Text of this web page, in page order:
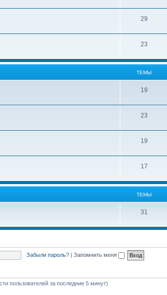
29
23
ТЕМЫ
19
23
19
17
ТЕМЫ
31
Забыли пароль? | Запомнить меня
пользователей за последние 5 минут)